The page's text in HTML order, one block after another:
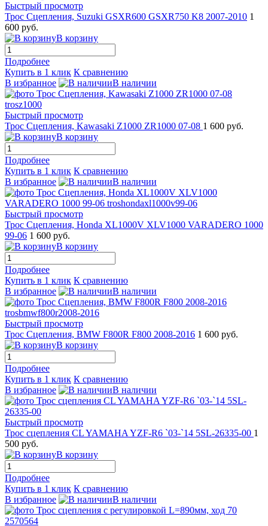
Быстрый просмотр
Трос Сцепления, Suzuki GSXR600 GSXR750 K8 2007-2010 1
600 руб.
В корзину
Подробнее
Купить в 1 клик К сравнению
В избранное
В наличии
Быстрый просмотр
Трос Сцепления, Kawasaki Z1000 ZR1000 07-08 1 600 руб.
В корзину
Подробнее
Купить в 1 клик К сравнению
В избранное
В наличии
Быстрый просмотр
Трос Сцепления, Honda XL1000V XLV1000 VARADERO 1000
99-06 1 600 руб.
В корзину
Подробнее
Купить в 1 клик К сравнению
В избранное
В наличии
Быстрый просмотр
Трос Сцепления, BMW F800R F800 2008-2016 1 600 руб.
В корзину
Подробнее
Купить в 1 клик К сравнению
В избранное
В наличии
Быстрый просмотр
Трос сцепления СL YAMAHA YZF-R6 `03-`14 5SL-26335-00 1
500 руб.
В корзину
Подробнее
Купить в 1 клик К сравнению
В избранное
В наличии